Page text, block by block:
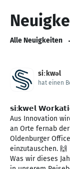
Alle Neuigkeiten
siːkwəl
hat einen
𝘀𝗶:𝗸𝘄𝗲𝗹
Aus Innovation
an Orte fernab
Oldenburger
einzutauschen. 🙌
Was wir dieses